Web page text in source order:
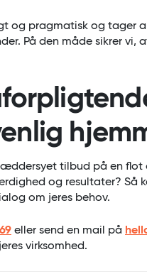
og pragmatisk og tager
På den måde sikrer vi,
tilbud på en flot
og resultater? Så
om jeres behov.
eller send en mail på
virksomhed.